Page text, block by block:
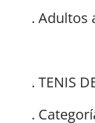
. Adultos
. TENIS
.